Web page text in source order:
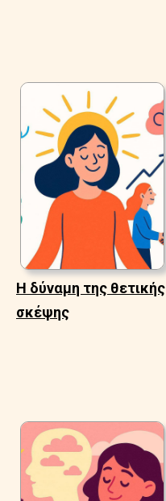
Η δύναμη της θετικής
σκέψης